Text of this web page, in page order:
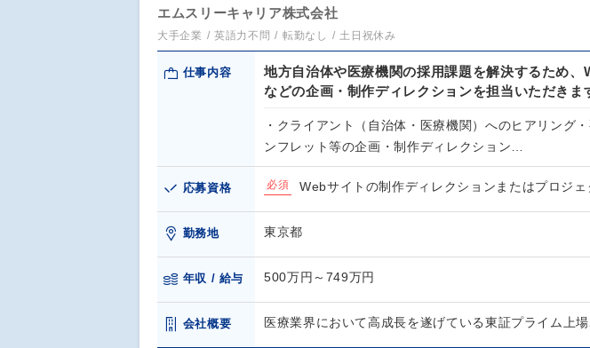
エムスリーキャリア株式会社
大手企業 英語力不問 転勤なし 土日祝休み
仕事内容
地方自治体や医療機関の採用課題を解決するため、
などの企画・制作ディレクションを担当いただきま
・クライアント（自治体・医療機関）へのヒアリング
ンフレット等の企画・制作ディレクション…
応募資格 必須 Webサイトの制作ディレクションまたはプロジ
勤務地 東京都
年収 / 給与 500万円～749万円
会社概要 医療業界において高成長を遂げている東証プライム上